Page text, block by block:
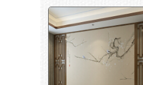
壁のMS-2003/复古するブ
の色